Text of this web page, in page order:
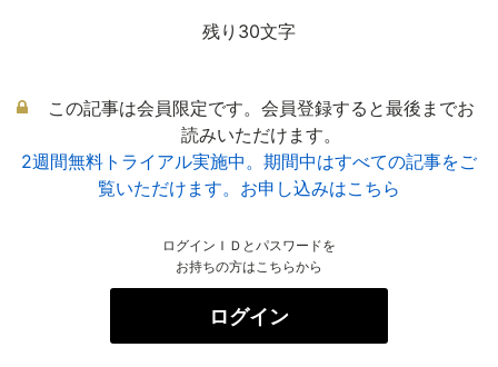
残り30文字
この記事は会員限定です。会員登録すると最後までお
読みいただけます。
2週間無料トライアル実施中。期間中はすべての記事をご
覧いただけます。お申し込みはこちら
ログインＩＤとパスワードを
お持ちの方はこちらから
ログイン